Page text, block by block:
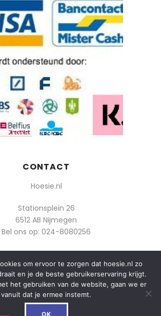
CONTACT
Hoesie.nl
Stationsplein 26
6512 AB Nijmegen
Bel ons op: 024-8080256
Of mail: info@hoesie.nl
Boozt - Hoesie.nl. All rights reserved.
om ervoor te zorgen dat hoesie.nl zo
en je de beste gebruikerservaring krijgt.
het gebruiken van de website, gaan we er
vanuit dat je ermee instemt.
OK